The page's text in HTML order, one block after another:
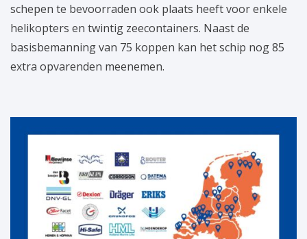
schepen te bevoorraden ook plaats heeft voor enkele
helikopters en twintig zeecontainers. Naast de
basisbemanning van 75 koppen kan het schip nog 85
extra opvarenden meenemen.